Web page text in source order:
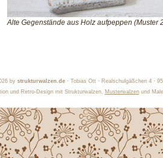
Alte Gegenstände aus Holz aufpeppen (Muster
by strukturwalzen.de · Tobias Ott · Realschulgäßchen 4 ·
und Retro-Design mit Strukturwalzen,
Musterwalzenund